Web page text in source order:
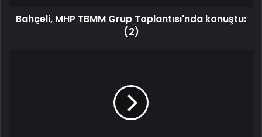
Bahçeli, MHP TBMM Grup Toplantısı'nda konuştu:
(2)